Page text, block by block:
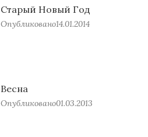
Старый Новый Год
Опубликовано14.01.2014
Весна
Опубликовано01.03.2013